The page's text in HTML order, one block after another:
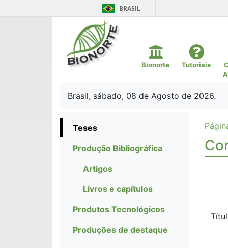
BRASIL
Bionorte Tutoriais
Brasil, sábado, 08 de Agosto de 2026.
Teses
Produção Bibliográfica
Artigos
Livros e capítulos
Produtos Tecnológicos
Produções de destaque